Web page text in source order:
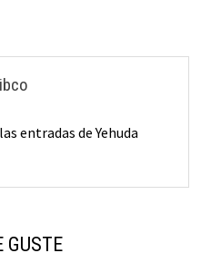
entradas de Yehuda
GUSTE